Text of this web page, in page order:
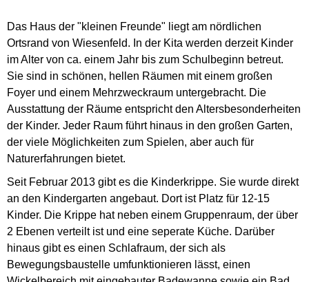
Das Haus der "kleinen Freunde" liegt am nördlichen
Ortsrand von Wiesenfeld. In der Kita werden derzeit Kinder
im Alter von ca. einem Jahr bis zum Schulbeginn betreut.
Sie sind in schönen, hellen Räumen mit einem großen
Foyer und einem Mehrzweckraum untergebracht. Die
Ausstattung der Räume entspricht den Altersbesonderheiten
der Kinder. Jeder Raum führt hinaus in den großen Garten,
der viele Möglichkeiten zum Spielen, aber auch für
Naturerfahrungen bietet.
Seit Februar 2013 gibt es die Kinderkrippe. Sie wurde direkt
an den Kindergarten angebaut. Dort ist Platz für 12-15
Kinder. Die Krippe hat neben einem Gruppenraum, der über
2 Ebenen verteilt ist und eine seperate Küche. Darüber
hinaus gibt es einen Schlafraum, der sich als
Bewegungsbaustelle umfunktionieren lässt, einen